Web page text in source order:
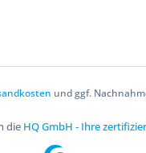
und ggf.
die HQ GmbH - Ihre